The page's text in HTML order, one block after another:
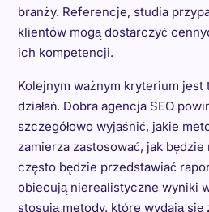
branży. Referencje, studia
klientów mogą dostarczyć
ich kompetencji.
Kolejnym ważnym kryterium jest
działań. Dobra agencja SEO
szczegółowo wyjaśnić, jakie
zamierza zastosować, jak
często będzie przedstawiać
obiecują nierealistyczne wyniki
stosują metody, które wydają się